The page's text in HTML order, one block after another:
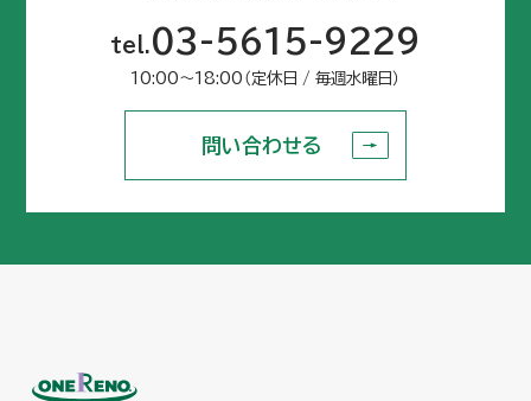
tel. 03-5615-9229
10:00〜18:00（定休日 / 毎週水曜日）
問い合わせる